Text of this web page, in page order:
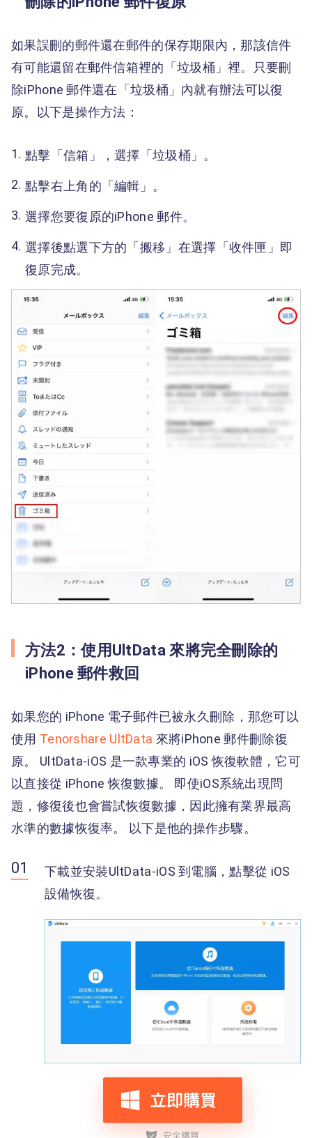
如果誤刪的郵件還在郵件的保存期限內，那該信件
有可能還留在郵件信箱裡的「垃圾桶」裡。只要刪
除iPhone 郵件還在「垃圾桶」內就有辦法可以復
原。以下是操作方法：
點擊「信箱」，選擇「垃圾桶」。
點擊右上角的「編輯」。
選擇您要復原的iPhone 郵件。
選擇後點選下方的「搬移」在選擇「收件匣」即
復原完成。
方法2：使用UltData 來將完全刪除的
iPhone 郵件救回
如果您的 iPhone 電子郵件已被永久刪除，那您可以
使用 Tenorshare UltData 來將iPhone 郵件刪除復
原。 UltData-iOS 是一款專業的 iOS 恢復軟體，它可
以直接從 iPhone 恢復數據。 即使iOS系統出現問
題，修復後也會嘗試恢復數據，因此擁有業界最高
水準的數據恢復率。 以下是他的操作步驟。
下載並安裝UltData-iOS 到電腦，點擊從 iOS
設備恢復。